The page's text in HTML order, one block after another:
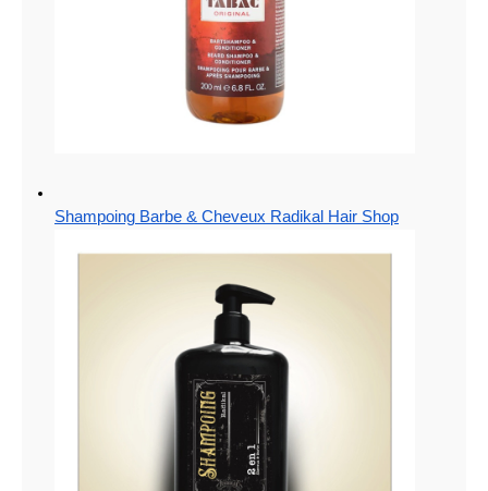
Shampoing Barbe & Cheveux Radikal Hair Shop